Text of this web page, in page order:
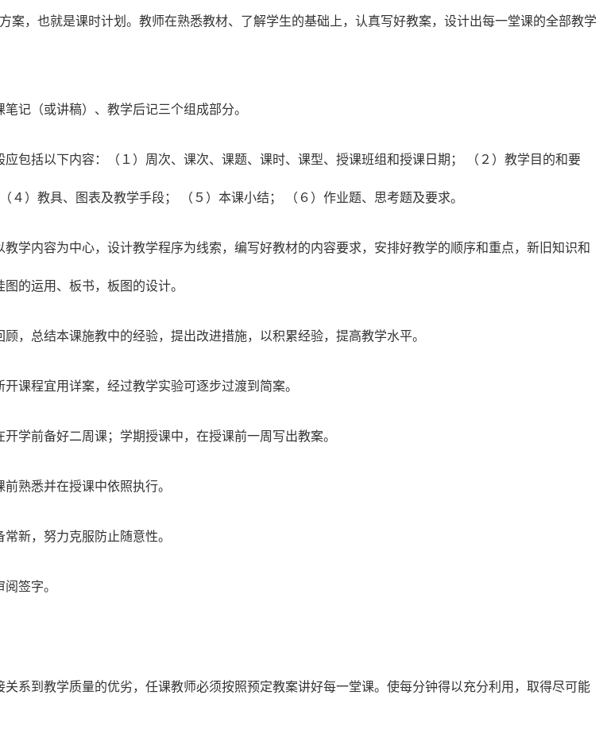
案，也就是课时计划。教师在熟悉教材、了解学生的基础上，认真写好教案，设计出每一堂课的全部教学
记（或讲稿）、教学后记三个组成部分。
包括以下内容：（１）周次、课次、课题、课时、课型、授课班组和授课日期； （２）教学目的和要
４）教具、图表及教学手段； （５）本课小结； （６）作业题、思考题及要求。
学内容为中心，设计教学程序为线索，编写好教材的内容要求，安排好教学的顺序和重点，新旧知识和
的运用、板书，板图的设计。
，总结本课施教中的经验，提出改进措施，以积累经验，提高教学水平。
课程宜用详案，经过教学实验可逐步过渡到简案。
学前备好二周课；学期授课中，在授课前一周写出教案。
熟悉并在授课中依照执行。
新，努力克服防止随意性。
签字。
系到教学质量的优劣，任课教师必须按照预定教案讲好每一堂课。使每分钟得以充分利用，取得尽可能